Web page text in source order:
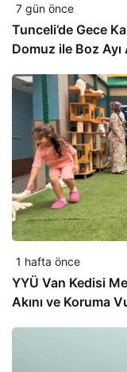
7 gün önce
Tunceli’de Gece
Domuz ile Boz Ayı
1 hafta önce
YYÜ Van Kedisi
Akını ve Koruma